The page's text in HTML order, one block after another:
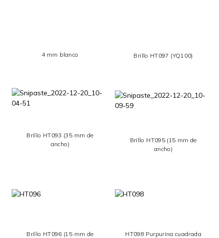
4 mm blanco Brillo HT097 (YQ100)
Brillo HT093 (35 mm de
ancho)
Brillo HT095 (15 mm de
ancho)
Brillo HT096 (15 mm de
HT098 Purpurina cuadrada